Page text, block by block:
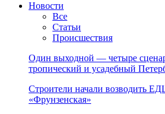
Новости
Все
Статьи
Происшествия
Один выходной — четыре
тропический и усадебный
Строители начали возводить
«Фрунзенская»